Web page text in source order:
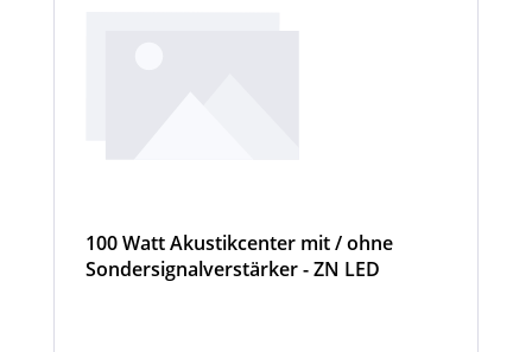
100 Watt Akustikcenter mit / ohne
Sondersignalverstärker - ZN LED